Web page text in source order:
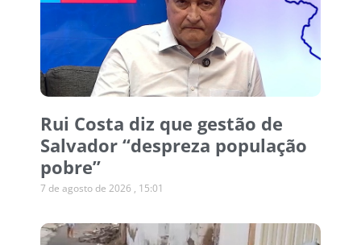
Rui Costa diz que gestão de
Salvador “despreza população
pobre”
7 de agosto de 2026 15:01